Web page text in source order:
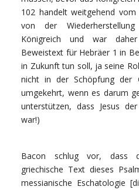
102 handelt weitgehend
von der
Königreich und war
Beweistext für Hebräer 1 in
in Zukunft tun soll, ja seine
nicht in der Schöpfung der
umgekehrt, wenn es darum
unterstützen, dass Jesus
war!)
Bacon schlug vor, dass
griechische Text dieses
messianische Eschatologie